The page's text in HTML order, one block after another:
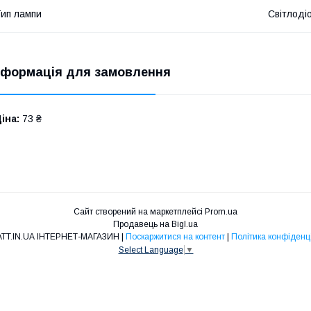
лампи
для замовлення
73 ₴
Сайт створений на маркетплейсі Prom.ua
Продавець на Bigl.ua
Поскаржитися на контент
Політика
Select Language ▼